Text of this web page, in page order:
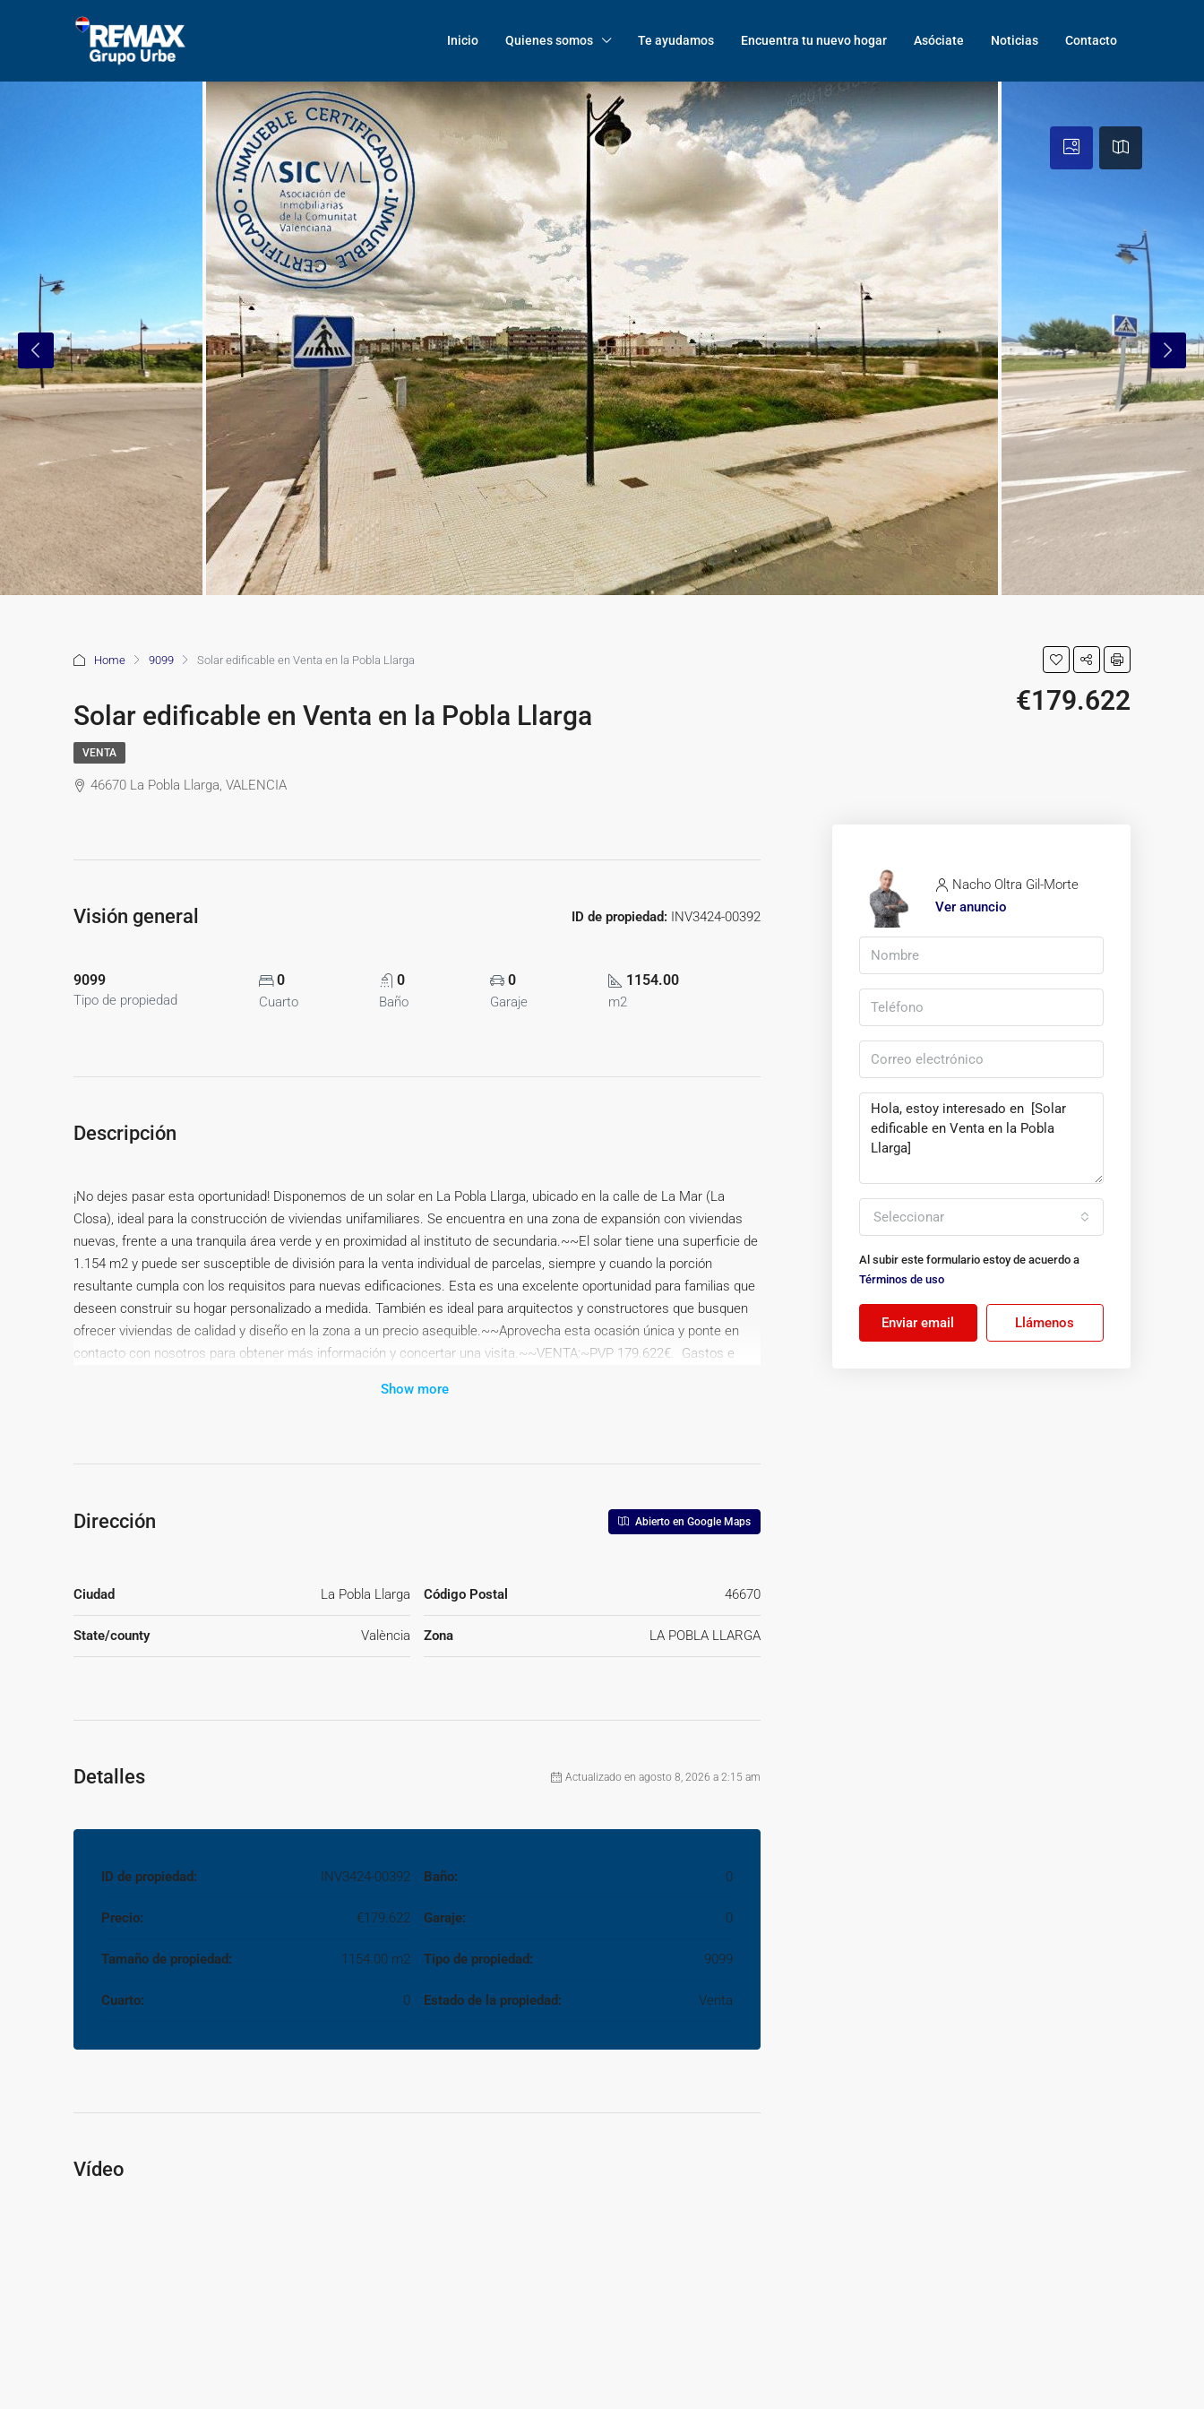
Inicio Quienes somos Te ayudamos Encuentra tu nuevo hogar Asóciate Noticias Contacto
Home 9099 Solar edificable en Venta en la Pobla Llarga
Solar edificable en Venta en la Pobla Llarga €179.622
VENTA
46670 La Pobla Llarga, VALENCIA
Visión general ID de propiedad: INV3424-00392
9099
Tipo de propiedad
0
Cuarto
0
Baño
0
Garaje
1154.00
m2
Descripción
¡No dejes pasar esta oportunidad! Disponemos de un solar en La Pobla Llarga, ubicado en la calle de La Mar (La
Closa), ideal para la construcción de viviendas unifamiliares. Se encuentra en una zona de expansión con viviendas
nuevas, frente a una tranquila área verde y en proximidad al instituto de secundaria.~~El solar tiene una superficie de
1.154 m2 y puede ser susceptible de división para la venta individual de parcelas, siempre y cuando la porción
resultante cumpla con los requisitos para nuevas edificaciones. Esta es una excelente oportunidad para familias que
deseen construir su hogar personalizado a medida. También es ideal para arquitectos y constructores que busquen
ofrecer viviendas de calidad y diseño en la zona a un precio asequible.~~Aprovecha esta ocasión única y ponte en
contacto con nosotros para obtener más información y concertar una visita.~~VENTA:~PVP 179.622€. Gastos e
título orientativo se informa que en segundas transmisiones el ITP con carácter general en Valencia es del 9%,
tasación o el valor de referencia catastral. En cuanto a los gastos de notaría y registro, en su caso, suelen oscilar
Si el comprador precisase de hipoteca: tasación, condiciones y costes bancarios serán según entidad elegida por el
comprador, así como los gastos de gestoría, y cualesquiera otros gastos inherentes a la formalización de la
adicional relativa al inmueble y condiciones de la compraventa, que podrá ser consultada en C/Joaquín Costa 4, bajo
final de venta más IVA (21%), salvo otro pacto.); y de VENDEDOR (según acuerdo con el mismo). ~Se informa al
Show more
Dirección Abierto en Google Maps
Ciudad La Pobla Llarga
State/county València
Código Postal 46670
Zona LA POBLA LLARGA
Detalles Actualizado en agosto 8, 2026 a 2:15 am
ID de propiedad: INV3424-00392
Precio: €179.622
Tamaño de propiedad: 1154.00 m2
Cuarto: 0
Baño: 0
Garaje: 0
Tipo de propiedad: 9099
Estado de la propiedad: Venta
Vídeo
Nacho Oltra Gil-Morte
Ver anuncio
Seleccionar
Al subir este formulario estoy de acuerdo a
Términos de uso
Enviar email Llámenos